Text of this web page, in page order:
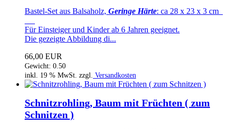
Bastel-Set aus Balsaholz, Geringe Härte: ca 28 x 23 x 3 cm
Für Einsteiger und Kinder ab 6 Jahren geeignet.
Die gezeigte Abbildung di...
66,00 EUR
Gewicht: 0.50
inkl. 19 % MwSt. zzgl.
Versandkosten
Schnitzrohling, Baum mit Früchten ( zum
Schnitzen )